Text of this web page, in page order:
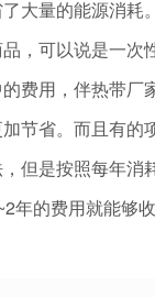
大量的能源消耗
，可以说是一次
用，伴热带厂
节省。而且有的
但是按照每年消
年的费用就能够